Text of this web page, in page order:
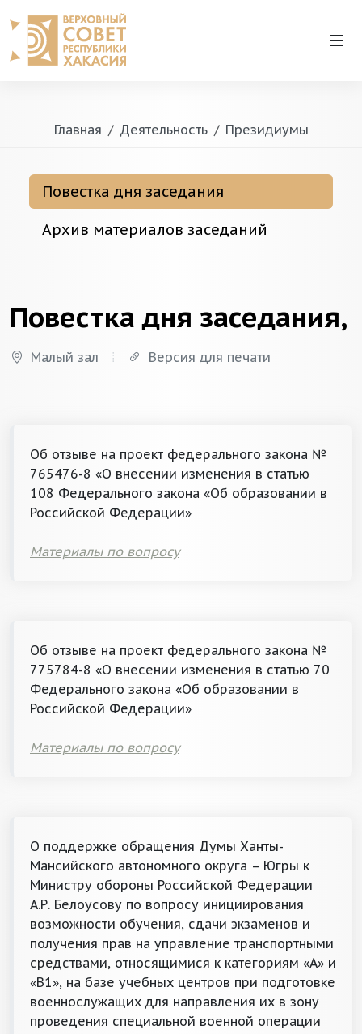
Главная Деятельность Президиумы
Повестка дня заседания
Архив материалов заседаний
Повестка дня заседания,
Малый зал Версия для печати
Об отзыве на проект федерального закона №
765476-8 «О внесении изменения в статью
108 Федерального закона «Об образовании в
Российской Федерации»
Материалы по вопросу
Об отзыве на проект федерального закона №
775784-8 «О внесении изменения в статью 70
Федерального закона «Об образовании в
Российской Федерации»
Материалы по вопросу
О поддержке обращения Думы Ханты-
Мансийского автономного округа – Югры к
Министру обороны Российской Федерации
А.Р. Белоусову по вопросу инициирования
возможности обучения, сдачи экзаменов и
получения прав на управление транспортными
средствами, относящимися к категориям «А» и
«В1», на базе учебных центров при подготовке
военнослужащих для направления их в зону
проведения специальной военной операции